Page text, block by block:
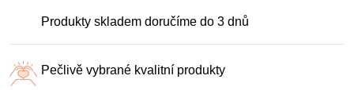
Produkty skladem doručíme do 3 dnů
Pečlivě vybrané kvalitní produkty